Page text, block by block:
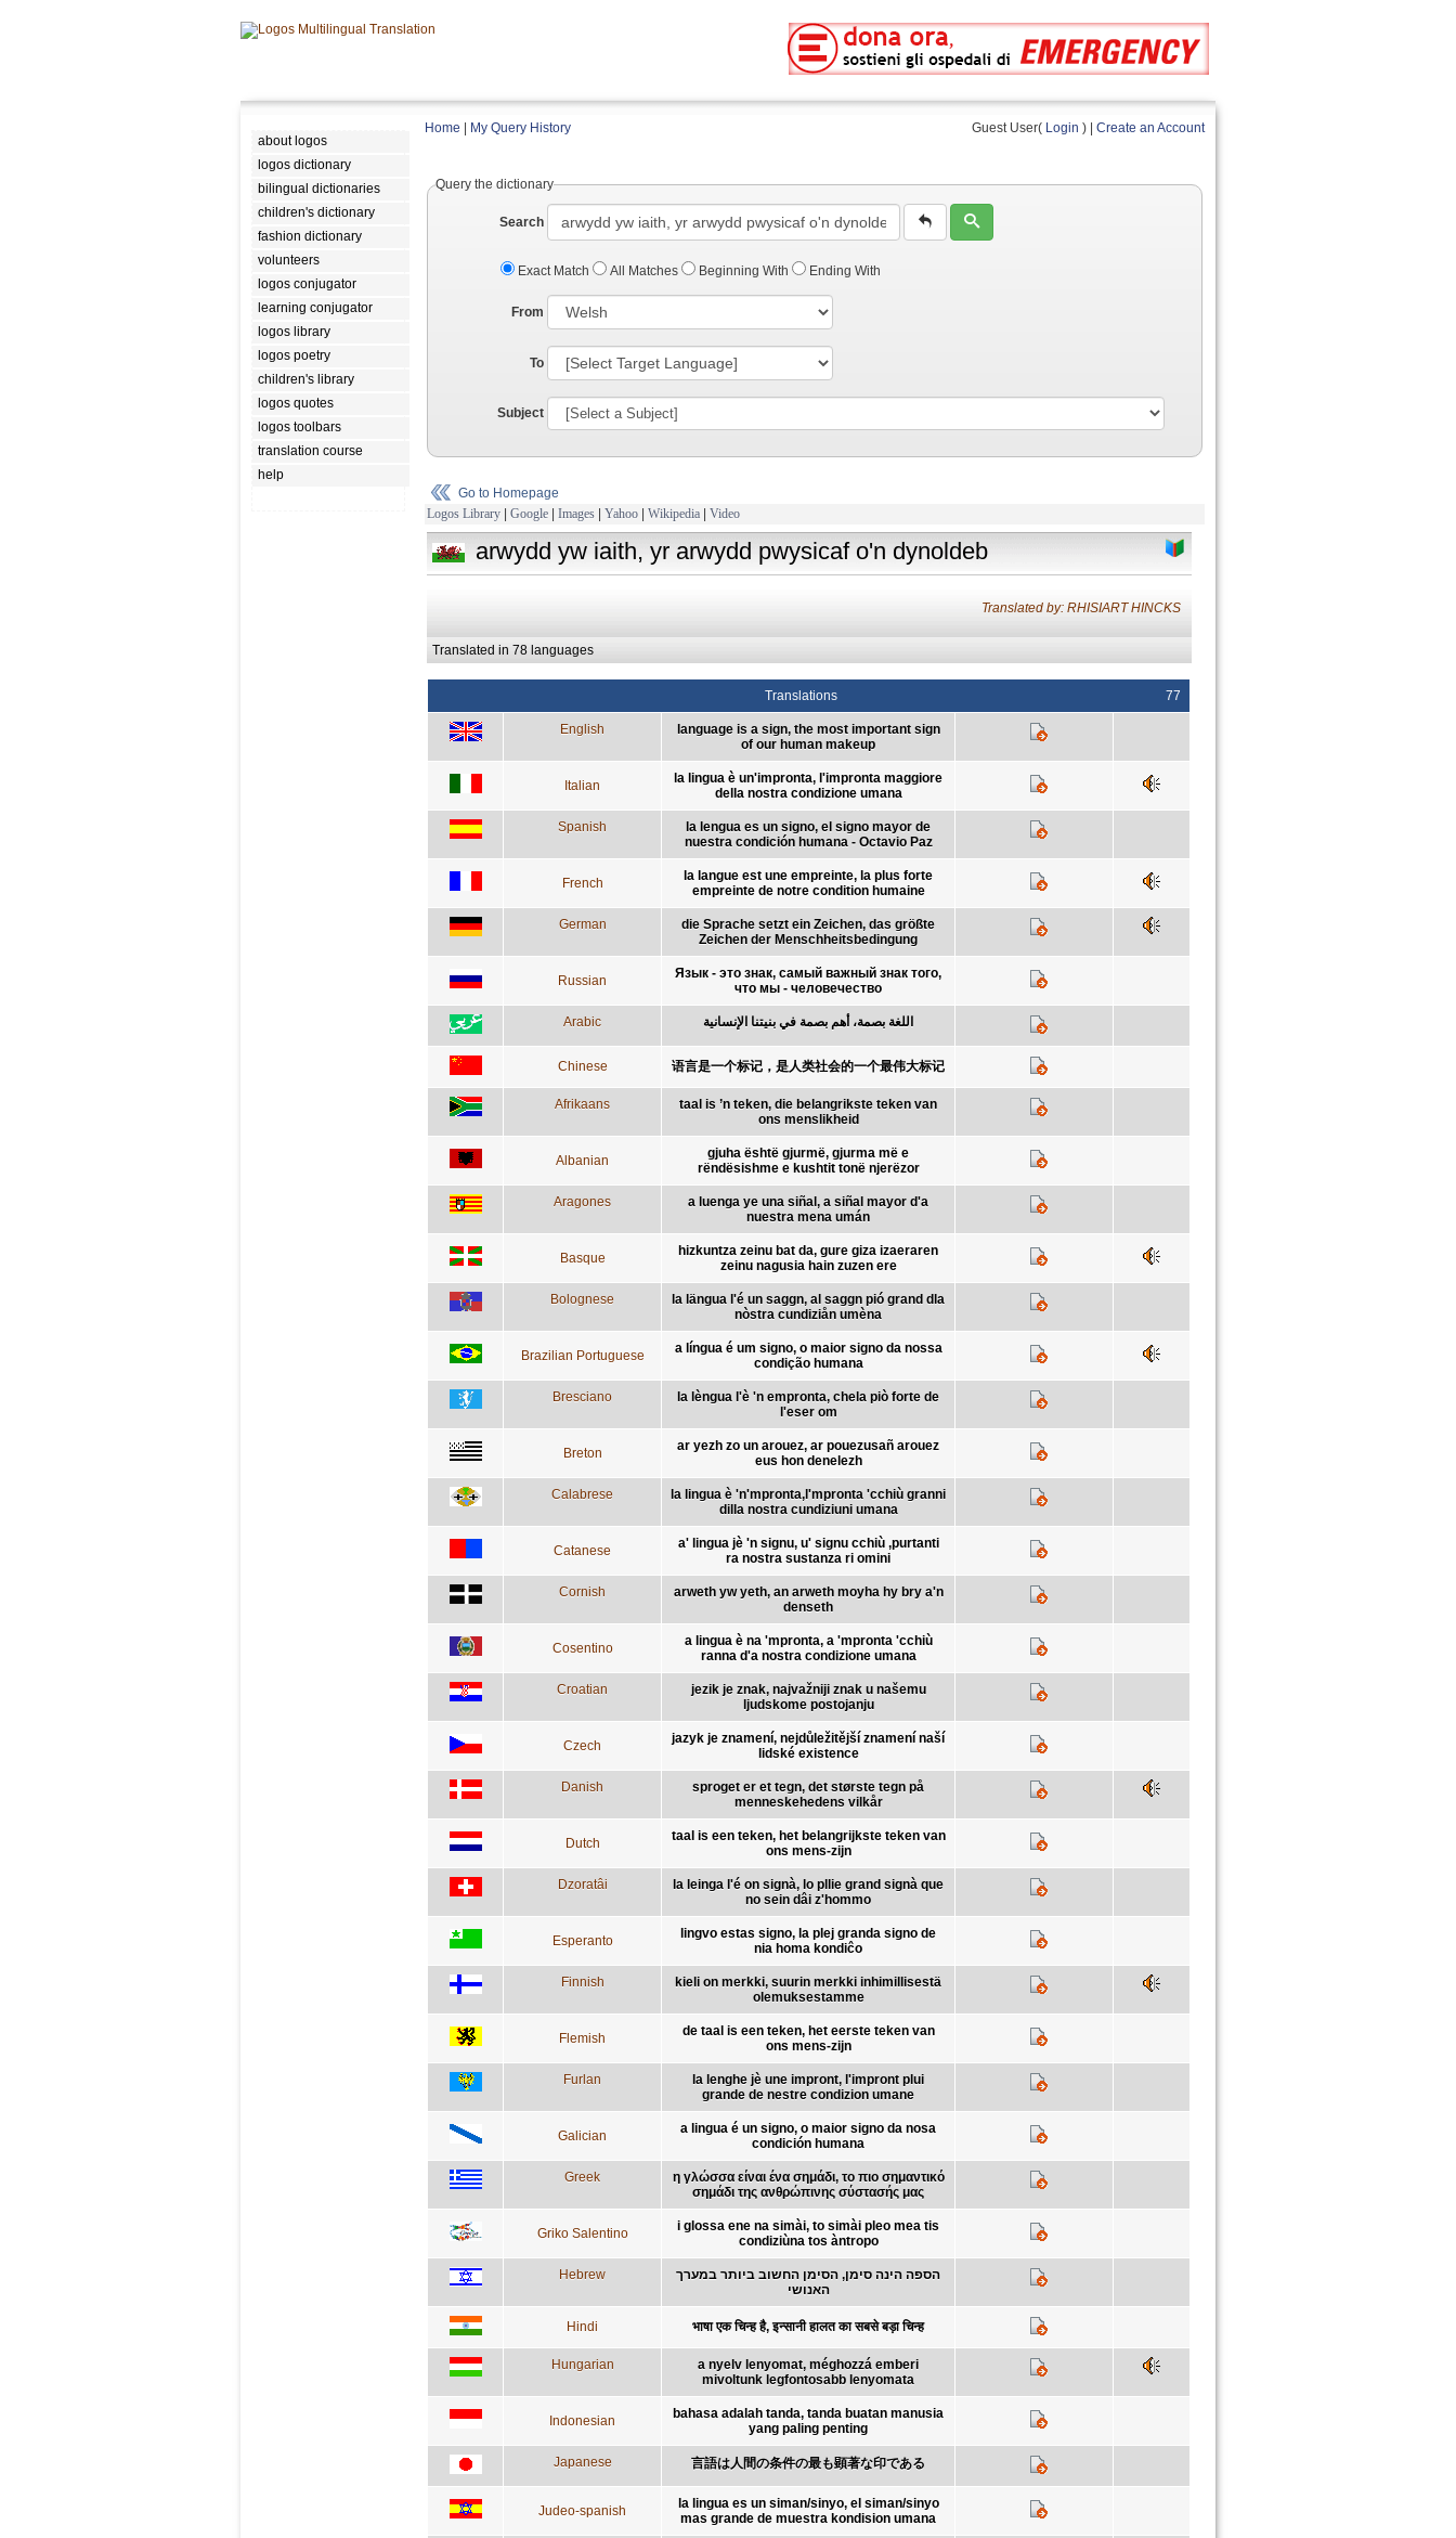
about logos
logos dictionary
bilingual dictionaries
children's dictionary
fashion dictionary
volunteers
logos conjugator
learning conjugator
logos library
logos poetry
children's library
logos quotes
logos toolbars
translation course
help
Home My Query History Guest User( Login ) | Create an Account
Query the dictionary
Search
Exact Match All Matches Beginning With Ending With
From
To
Subject
Go to Homepage
Logos Library | Google | Images | Yahoo | Wikipedia | Video
arwydd yw iaith, yr arwydd pwysicaf o'n dynoldeb
Translated by: RHISIART HINCKS
Translated in 78 languages
Translations 77
English
language is a sign, the most important sign
of our human makeup
Italian
la lingua è un'impronta, l'impronta maggiore
della nostra condizione umana
Spanish
la lengua es un signo, el signo mayor de
nuestra condición humana - Octavio Paz
French
la langue est une empreinte, la plus forte
empreinte de notre condition humaine
German
die Sprache setzt ein Zeichen, das größte
Zeichen der Menschheitsbedingung
Russian
Язык - это знак, самый важный знак того,
что мы - человечество
Arabic اللغة بصمة، أهم بصمة في بنيتنا الإنسانية
Chinese 语言是一个标记，是人类社会的一个最伟大标记
Afrikaans
taal is ’n teken, die belangrikste teken van
ons menslikheid
Albanian
gjuha është gjurmë, gjurma më e
rëndësishme e kushtit tonë njerëzor
Aragones
a luenga ye una siñal, a siñal mayor d'a
nuestra mena umán
Basque
hizkuntza zeinu bat da, gure giza izaeraren
zeinu nagusia hain zuzen ere
Bolognese
la längua l'é un saggn, al saggn pió grand dla
nòstra cundiziån umèna
Brazilian Portuguese
a língua é um signo, o maior signo da nossa
condição humana
Bresciano
la lèngua l'è 'n empronta, chela piò forte de
l'eser om
Breton
ar yezh zo un arouez, ar pouezusañ arouez
eus hon denelezh
Calabrese
la lingua è 'n'mpronta,l'mpronta 'cchiù granni
dilla nostra cundiziuni umana
Catanese
a' lingua jè 'n signu, u' signu cchiù ,purtanti
ra nostra sustanza ri omini
Cornish
arweth yw yeth, an arweth moyha hy bry a'n
denseth
Cosentino
a lingua è na 'mpronta, a 'mpronta 'cchiù
ranna d'a nostra condizione umana
Croatian
jezik je znak, najvažniji znak u našemu
ljudskome postojanju
Czech
jazyk je znamení, nejdůležitější znamení naší
lidské existence
Danish
sproget er et tegn, det største tegn på
menneskehedens vilkår
Dutch
taal is een teken, het belangrijkste teken van
ons mens-zijn
Dzoratâi
la leinga l'é on signà, lo pllie grand signà que
no sein dâi z'hommo
Esperanto
lingvo estas signo, la plej granda signo de
nia homa kondiĉo
Finnish
kieli on merkki, suurin merkki inhimillisestä
olemuksestamme
Flemish
de taal is een teken, het eerste teken van
ons mens-zijn
Furlan
la lenghe jè une impront, l'impront plui
grande de nestre condizion umane
Galician
a lingua é un signo, o maior signo da nosa
condición humana
Greek
η γλώσσα είναι ένα σημάδι, το πιο σημαντικό
σημάδι της ανθρώπινης σύστασής μας
Griko Salentino
i glossa ene na simài, to simài pleo mea tis
condiziùna tos àntropo
Hebrew
הספה הינה סימן, הסימן החשוב ביותר במערך
האנושי
Hindi भाषा एक चिन्ह है, इन्सानी हालत का सबसे बड़ा चिन्ह
Hungarian
a nyelv lenyomat, méghozzá emberi
mivoltunk legfontosabb lenyomata
Indonesian
bahasa adalah tanda, tanda buatan manusia
yang paling penting
Japanese 言語は人間の条件の最も顕著な印である
Judeo-spanish
la lingua es un siman/sinyo, el siman/sinyo
mas grande de muestra kondision umana